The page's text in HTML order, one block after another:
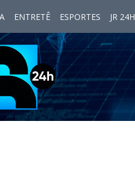
ENTRETÊ ESPORTES JR 24H